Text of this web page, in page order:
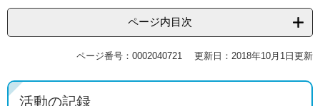
ページ内目次
ページ番号：0002040721 更新日：2018年10月1日更新
活動の記録